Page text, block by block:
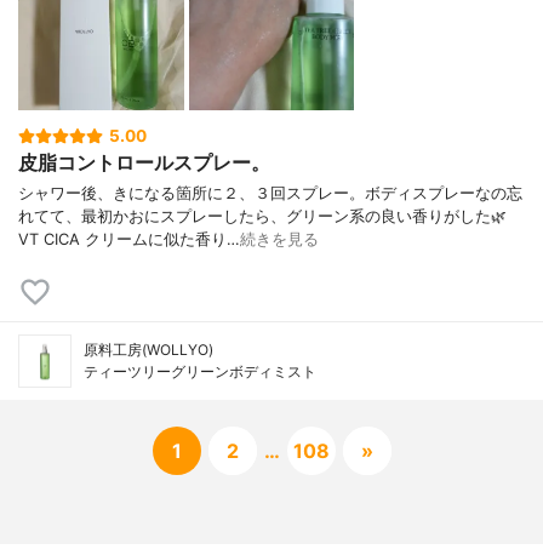
5.00
皮脂コントロールスプレー。
シャワー後、きになる箇所に２、３回スプレー。ボディスプレーなの忘
れてて、最初かおにスプレーしたら、グリーン系の良い香りがした🌿
VT CICA クリームに似た香り…続きを見る
原料工房(WOLLYO)
ティーツリーグリーンボディミスト
1 2 … 108 »